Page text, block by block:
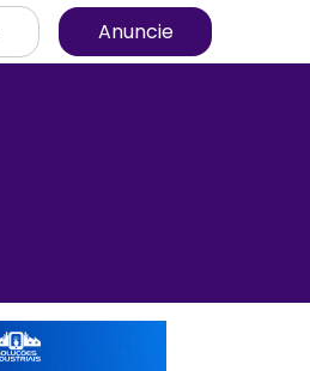
Anuncie